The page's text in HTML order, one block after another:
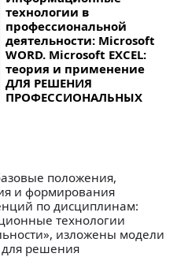
технологии в
профессиональной
деятельности: Microsoft
WORD. Microsoft EXCEL:
теория и применение
ДЛЯ РЕШЕНИЯ
ПРОФЕССИОНАЛЬНЫХ
положения,
и формирования
по дисциплинам:
технологии
изложены модели
решения